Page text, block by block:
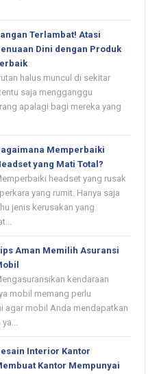
Terlambat! Atasi
Dini dengan Produk
halus muncul di sekitar
saja mengganggu
apalagi bagi mereka yang
Memperbaiki
yang Mati Total?
headset yang rusak
yang rumit. Hanya saja
jenis kerusakan yang
Aman Memilih Asuransi
kendaraan
mobil memang perlu
agar mobil Anda mendapatkan
Interior Kantor
Kantor Mempunyai